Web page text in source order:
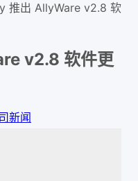
推出 AllyWare v2.8 软
v2.8 软件更
新闻